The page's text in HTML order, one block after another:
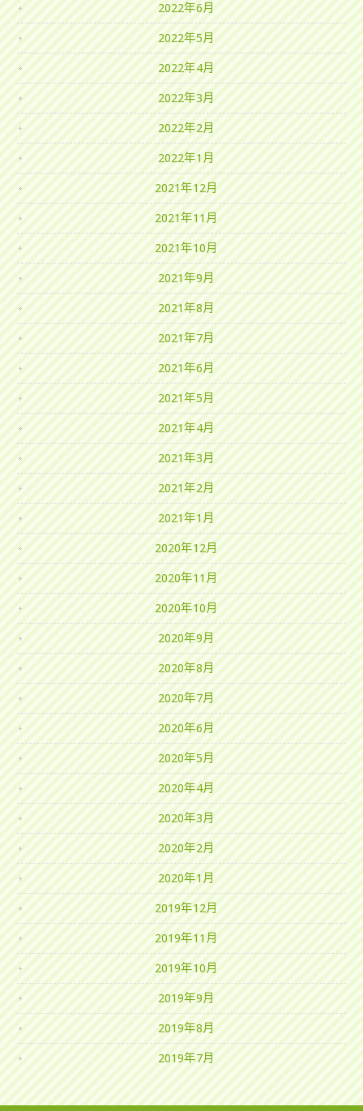
2022年6月
2022年5月
2022年4月
2022年3月
2022年2月
2022年1月
2021年12月
2021年11月
2021年10月
2021年9月
2021年8月
2021年7月
2021年6月
2021年5月
2021年4月
2021年3月
2021年2月
2021年1月
2020年12月
2020年11月
2020年10月
2020年9月
2020年8月
2020年7月
2020年6月
2020年5月
2020年4月
2020年3月
2020年2月
2020年1月
2019年12月
2019年11月
2019年10月
2019年9月
2019年8月
2019年7月